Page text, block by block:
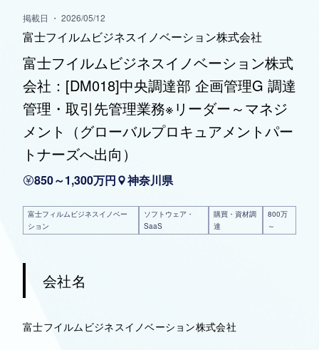
掲載日 ・ 2026/05/12
富士フイルムビジネスイノベーション株式会社
富士フイルムビジネスイノベーション株式
会社：[DM018]中央調達部 企画管理G 調達
管理・取引先管理業務※リーダー～マネジ
メント（グローバルプロキュアメントパー
トナーズへ出向）
850～1,300万円 神奈川県
富士フィルムビジネスイノベー
ション
ソフトウェア・
SaaS
購買・資材調
達
800万
～
会社名
富士フイルムビジネスイノベーション株式会社